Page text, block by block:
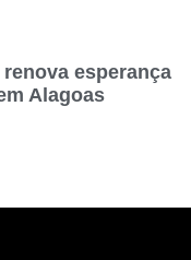
esperança
Alagoas